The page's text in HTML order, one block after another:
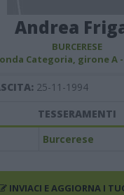
Andrea
BURCERESE
Categoria, girone A
25-11-1994
TESSERAMENTI
Burcerese
INVIACI E AGGIORNA I